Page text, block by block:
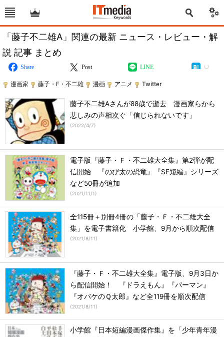
「藤子不二雄A」関連の最新 ニュース・レビュー・解
説 記事 まとめ
Share Post LINE
漫画家 藤子・F・不二雄 漫画 アニメ Twitter
藤子不二雄Aさんが88歳で逝去 漫画家らから
悲しみの声相次ぐ「信じられないです」
(2022/4/7)
電子版『藤子・Ｆ・不二雄大全集』第2弾が配
信開始 『のび太の恐竜』『SF短編』シリーズ
など50冊が追加
(2021/11/1)
全115冊＋別冊4冊の「藤子・Ｆ・不二雄大全
集」を電子書籍化 小学館、9月から順次配信
(2021/8/11)
『藤子・Ｆ・不二雄大全集』電子版、9月3日か
ら配信開始！ 『ドラえもん』『パーマン』
『オバケのＱ太郎』など全119冊を順次配信
(2021/8/11)
小学館『日本短編漫画傑作集』を「少年青年漫